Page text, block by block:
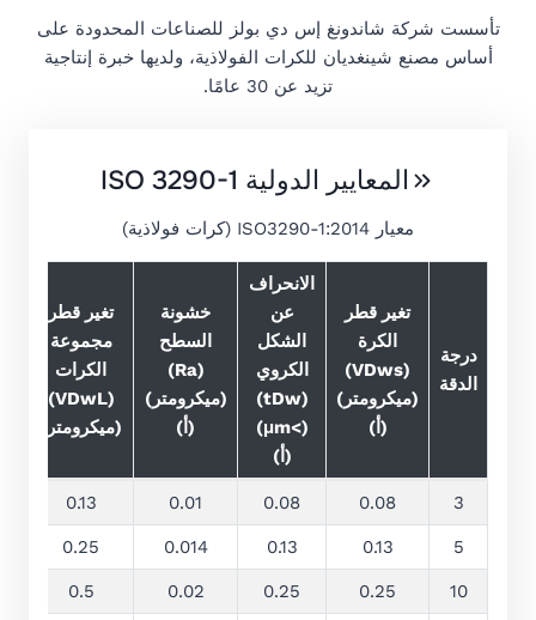
تأسست شركة شاندونغ إس دي بولز للصناعات المحدودة على
أساس مصنع شينغديان للكرات الفولاذية، ولديها خبرة إنتاجية
تزيد عن 30 عامًا.
المعايير الدولية ISO 3290-1
معيار ISO3290-1:2014 (كرات فولاذية)
درجة
الدقة
تغير قطر
الكرة
(VDws)
(ميكرومتر)
(أ)
الانحراف
عن
الشكل
الكروي
(tDw)
(>μm)
(أ)
خشونة
السطح
(Ra)
(ميكرومتر)
(أ)
تغير قطر
مجموعة
الكرات
(VDwL)
(ميكرومتر)
3
0.08
0.08
0.01
0.13
5
0.13
0.13
0.014
0.25
10
0.25
0.25
0.02
0.5